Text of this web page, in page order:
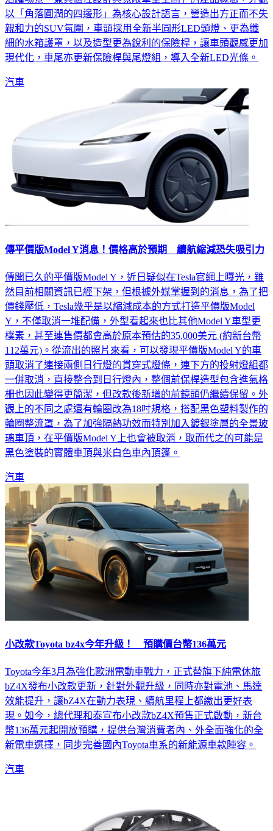
以「角落圓潤的四邊形」為核心設計語言，營造出方正而不失
親和力的SUV氛圍，車頭採用全新半圓形LED頭燈、更為纖
細的水箱護罩，以及造型更為銳利的保險桿，讓車頭觀感更加
現代化，車尾亦更新保險桿與尾燈組，導入全新LED光條。
汽車
傳平價版Model Y消息！價格高於預期 續航縮減恐失吸引力
傳聞已久的平價版Model Y，近日疑似在Tesla官網上曝光，雖
然目前相關資訊已經下架，但根據外媒掌握到的消息，為了把
價錢壓低，Tesla幾乎是以縮減成本的方式打造平價版Model
Y，不僅取消一堆配備，外型看起來也比其他Model Y車型更
樸素，甚至連售價都會高於原本預估的35,000美元 (約新台幣
112萬元)。從流出的照片來看，可以發現平價版Model Y的車
頭取消了連接兩側日行燈的貫穿式燈條，連下方的投射燈組都
一併取消，直接整合到日行燈內，整個前保桿造型包含進氣格
柵也因此變得更簡潔，但改款後新增的前鏡頭仍繼續保留。外
觀上的不同之處還有輪圈改為18吋規格，搭配黑色塑料製作的
輪圈整流罩，為了加強隔熱功效而特別加入鍍銀塗層的全景玻
璃車頂，在平價版Model Y上也會被取消，取而代之的可能是
黑色塗裝的實體車頂與米白色車內頂篷。
汽車
小改款Toyota bz4x今年升級！ 預購價台幣136萬元
Toyota今年3月為強化歐洲電動車戰力，正式替旗下純電休旅
bZ4X發布小改款更新，針對外觀升級，同時亦對電池、馬達
效能提升，讓bZ4X在動力表現、續航里程上都繳出更好表
現。如今，總代理和泰宣布小改款bZ4X預售正式啟動，新台
幣136萬元起開放預購，提供台灣消費者內、外全面強化的全
新電車選擇，同步完善國內Toyota車系的新能源車款陣容。
汽車